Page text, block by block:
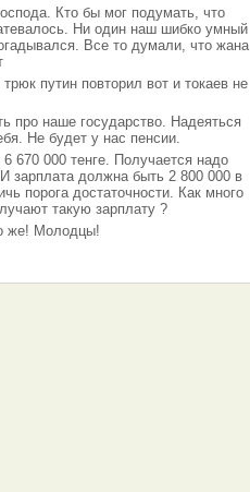
Кто бы мог подумать, что
Ни один наш шибко умный
Все то думали, что жана
путин повторил вот и токаев не
про наше государство. Надеяться
Не будет у нас пенсии.
670 000 тенге. Получается надо
зарплата должна быть 2 800 000 в
порога достаточности. Как много
такую зарплату ?
же! Молодцы!